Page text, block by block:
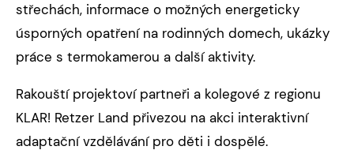
střechách, informace o možných energeticky
úsporných opatření na rodinných domech, ukázky
práce s termokamerou a další aktivity.
Rakouští projektoví partneři a kolegové z regionu
KLAR! Retzer Land přivezou na akci interaktivní
adaptační vzdělávání pro děti i dospělé.